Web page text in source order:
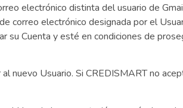
electrónico distinta del usuario de
correo electrónico designada por el
Cuenta y esté en condiciones de
Usuario. Si CREDISMART no